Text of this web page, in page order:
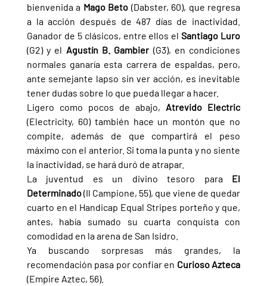
bienvenida a Mago Beto (Dabster, 60), que regresa
a la acción después de 487 días de inactividad.
Ganador de 5 clásicos, entre ellos el
(G2) y el Agustín B. Gambier (G3), en condiciones
normales ganaría esta carrera de espaldas, pero,
ante semejante lapso sin ver acción, es inevitable
tener dudas sobre lo que pueda llegar a hacer.
Ligero como pocos de abajo,
Atrevido Electric
(Electricity, 60) también hace un montón que no
compite, además de que compartirá el peso
máximo con el anterior. Si toma la punta y no siente
la inactividad, se hará duró de atrapar.
La juventud es un divino tesoro para El
Determinado (Il Campione, 55), que viene de quedar
cuarto en el Handicap Equal Stripes porteño y que,
antes, había sumado su cuarta conquista con
comodidad en la arena de San Isidro.
Ya buscando sorpresas más grandes, la
recomendación pasa por confiar en
(Empire Aztec, 56).